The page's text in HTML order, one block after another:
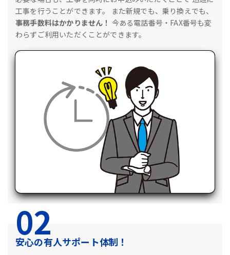
工事を行うことができます。
また新規でも、乗り換えでも、
事務手数料はかかりません！ 今ある電話番号・FAX番号も変
わらずご利用いただくことができます。
02
安心の有人サポート体制！